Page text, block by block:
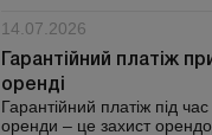
14.07.2026
Гарантійний платіж
оренді
Гарантійний платіж під
оренди – це захист